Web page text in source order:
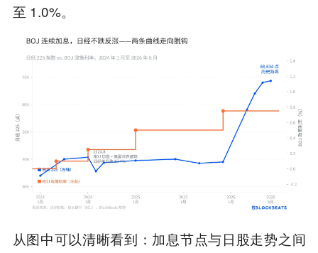
至 1.0%。
从图中可以清晰看到：加息节点与日股走势之间